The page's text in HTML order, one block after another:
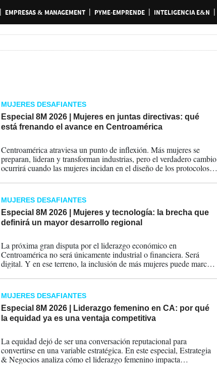
EMPRESAS & MANAGEMENT PYME-EMPRENDE INTELIGENCIA E&N
MUJERES DESAFIANTES
Especial 8M 2026 | Mujeres en juntas directivas: qué
está frenando el avance en Centroamérica
Centroamérica atraviesa un punto de inflexión. Más mujeres se
preparan, lideran y transforman industrias, pero el verdadero cambio
ocurrirá cuando las mujeres incidan en el diseño de los protocolos
MUJERES DESAFIANTES
Especial 8M 2026 | Mujeres y tecnología: la brecha que
definirá un mayor desarrollo regional
La próxima gran disputa por el liderazgo económico en
Centroamérica no será únicamente industrial o financiera. Será
digital. Y en ese terreno, la inclusión de más mujeres puede marcar
MUJERES DESAFIANTES
Especial 8M 2026 | Liderazgo femenino en CA: por qué
la equidad ya es una ventaja competitiva
La equidad dejó de ser una conversación reputacional para
convertirse en una variable estratégica. En este especial, Estrategia
& Negocios analiza cómo el liderazgo femenino impacta